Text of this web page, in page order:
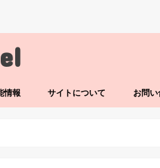
情報 サイトについて お問い